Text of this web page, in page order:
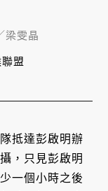
抵達彭啟明辦
，只見彭啟明
一個小時之後
梁雯晶
盟